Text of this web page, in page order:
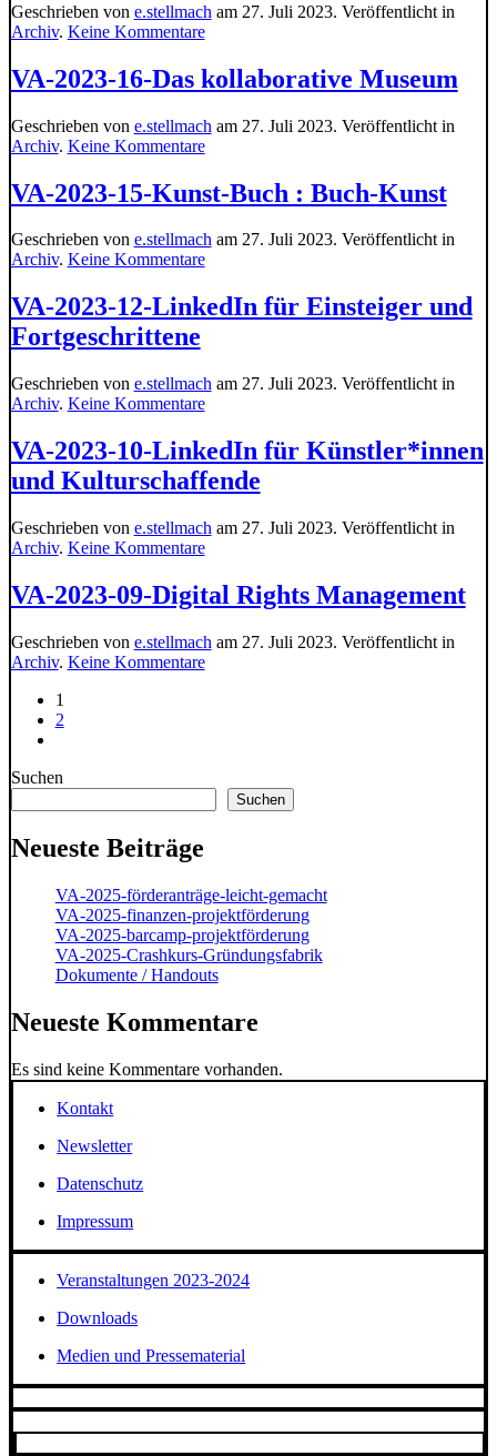
in
Kunst
Kultur
Geschrieben von e.stellmach am 27. Juli 2023. Veröffentlicht in
Archiv. Keine Kommentarezu
2023-
17-
Pressearbeit
VA-2023-16-Das kollaborative Museum
Geschrieben von e.stellmach am 27. Juli 2023. Veröffentlicht in
Archiv. Keine Kommentarezu
2023-
16-
kollaborative
Museum
VA-2023-15-Kunst-Buch : Buch-Kunst
Geschrieben von e.stellmacham 27. Juli 2023. Veröffentlicht in
Archiv. Keine Kommentarezu
2023-
15-
:
Buch-
Kunst
VA-2023-12-LinkedIn für Einsteiger und
Fortgeschrittene
Geschrieben von e.stellmach am 27. Juli 2023. Veröffentlicht in
Archiv. Keine Kommentarezu
2023-
12-
LinkedIn
Einsteiger
und
Fortgeschrittene
VA-2023-10-LinkedIn für Künstler*innen
und Kulturschaffende
Geschrieben von e.stellmach am 27. Juli 2023. Veröffentlicht in
Archiv. Keine Kommentarezu
2023-
10-
für
Künstler*innen
VA-2023-09-Digital Rights Management
Geschrieben von e.stellmach am 27. Juli 2023. Veröffentlicht in
Archiv. Keine Kommentarezu
1
2
Suchen
Suchen
Neueste Beiträge
VA-2025-förderanträge-leicht-gemacht
VA-2025-finanzen-projektförderung
VA-2025-barcamp-projektförderung
VA-2025-Crashkurs-Gründungsfabrik
Dokumente / Handouts
Neueste Kommentare
Es sind keine Kommentare vorhanden.
Kontakt
Newsletter
Datenschutz
Impressum
Veranstaltungen 2023-2024
Downloads
Medien und Pressematerial